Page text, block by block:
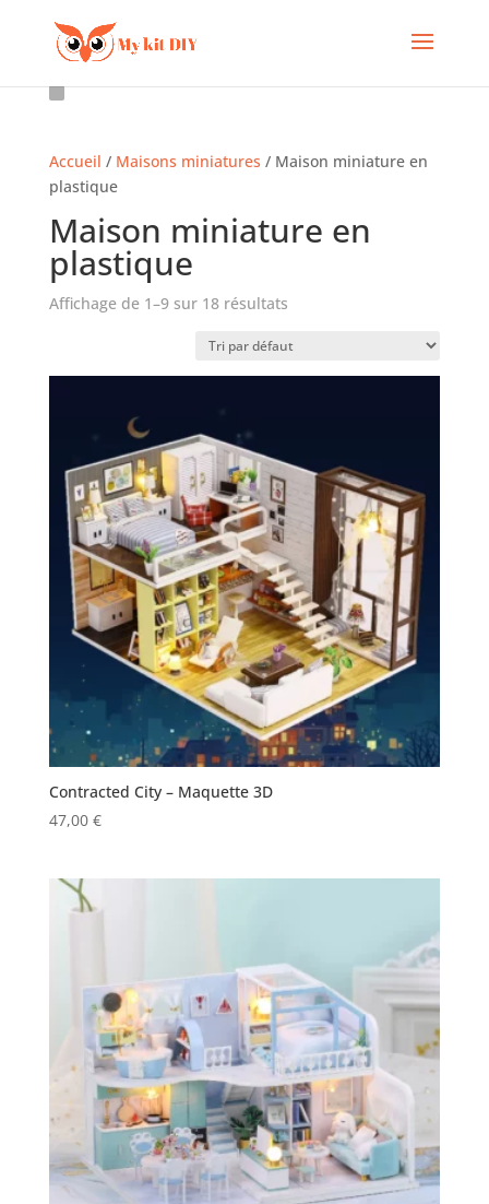
Accueil / Maisons miniatures / Maison miniature en
plastique
Maison miniature en
plastique
Affichage de 1–9 sur 18 résultats
Contracted City – Maquette 3D
47,00 €